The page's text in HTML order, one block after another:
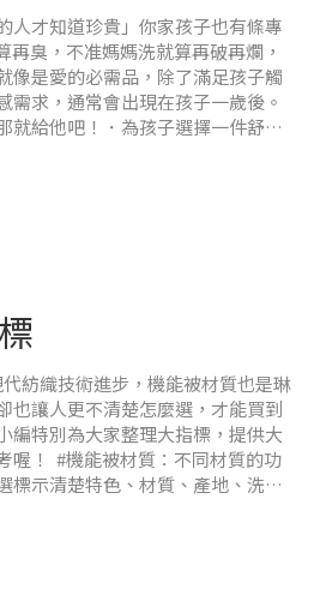
人才知道珍貴」你家孩子也有條專
再臭，不准媽媽洗就算再破再爛，
像是愛的必需品，除了滿足孩子觸
需求，通常會出現在孩子一歲後。
就給他吧！．為孩子選擇一件舒適
有從小陪你長大，早已培養出革
被被的人來說，它永遠是心中溫
紡織技術進步，機能被材質也是琳
也讓人更不清楚怎麼選，才能買到
編特別為大家整理大指標，提供大
喔！ #機能被材質：不同材質的功
標示清楚特色、材質、產地、洗滌
的原因在有功能特色，建議選擇
才不會洗一洗就掉光光，變成一